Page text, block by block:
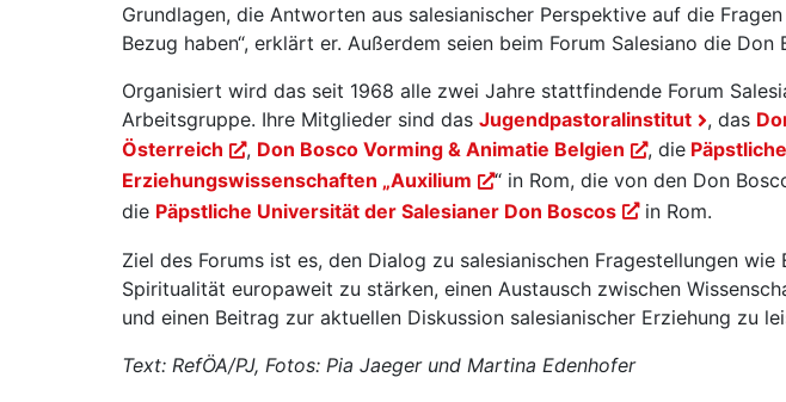
Grundlagen, die Antworten aus salesianischer Perspektive auf die
Bezug haben“, erklärt er. Außerdem seien beim Forum Salesiano die
Organisiert wird das seit 1968 alle zwei Jahre stattfindende Forum
Arbeitsgruppe. Ihre Mitglieder sind das Jugendpastoralinstitut , das
Österreich
, Don Bosco Vorming & Animatie Belgien , die
Erziehungswissenschaften „Auxilium
“ in Rom, die von den Don
die Päpstliche Universität der Salesianer Don Boscos in Rom.
Ziel des Forums ist es, den Dialog zu salesianischen Fragestellungen wie
Spiritualität europaweit zu stärken, einen Austausch zwischen
und einen Beitrag zur aktuellen Diskussion salesianischer Erziehung zu
Text: RefÖA/PJ, Fotos: Pia Jaeger und Martina Edenhofer